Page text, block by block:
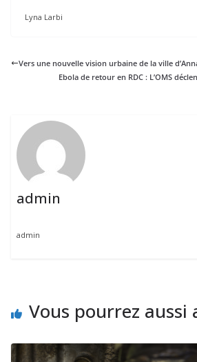
Lyna Larbi
Vers une nouvelle vision urbaine de la ville
Ebola de retour en RDC : L’OMS
admin
admin
Vous pourrez aussi